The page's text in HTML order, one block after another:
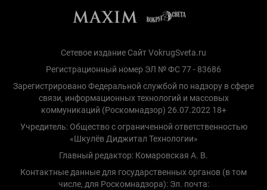
Сетевое издание Сайт VokrugSveta.ru
Регистрационный номер ЭЛ № ФС 77 - 83686
Зарегистрировано Федеральной службой по надзору в сфере
связи, информационных технологий и массовых
коммуникаций (Роскомнадзор) 26.07.2022 18+
Учредитель: Общество с ограниченной ответственностью
«Шкулёв Диджитал Технологии»
Главный редактор: Комаровская А. В.
Контактные данные для государственных органов (в том
числе, для Роскомнадзора): Эл. почта: